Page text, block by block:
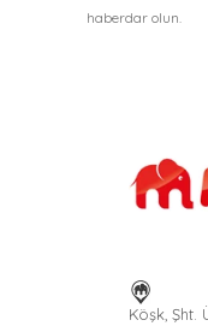
haberdar olun.
Köşk, Şht.